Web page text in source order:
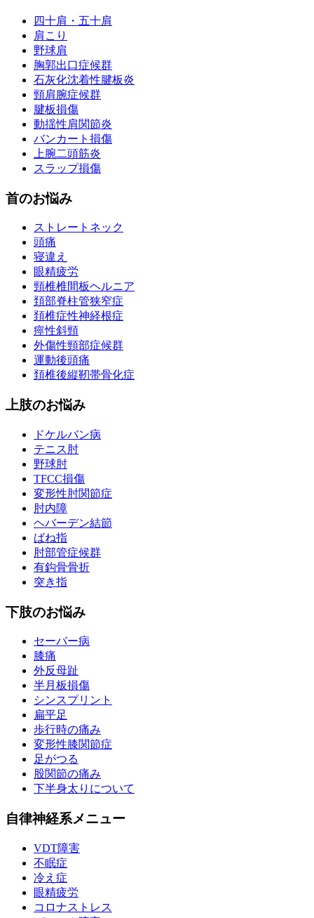
四十肩・五十肩
肩こり
野球肩
胸郭出口症候群
石灰化沈着性腱板炎
頸肩腕症候群
腱板損傷
動揺性肩関節炎
バンカート損傷
上腕二頭筋炎
スラップ損傷
首のお悩み
ストレートネック
頭痛
寝違え
眼精疲労
頸椎椎間板ヘルニア
頚部脊柱管狭窄症
頚椎症性神経根症
痙性斜頸
外傷性頸部症候群
運動後頭痛
頚椎後縦靭帯骨化症
上肢のお悩み
ドケルバン病
テニス肘
野球肘
TFCC損傷
変形性肘関節症
肘内障
ヘバーデン結節
ばね指
肘部管症候群
有鈎骨骨折
突き指
下肢のお悩み
セーバー病
膝痛
外反母趾
半月板損傷
シンスプリント
扁平足
歩行時の痛み
変形性膝関節症
足がつる
股関節の痛み
下半身太りについて
自律神経系メニュー
VDT障害
不眠症
冷え症
眼精疲労
コロナストレス